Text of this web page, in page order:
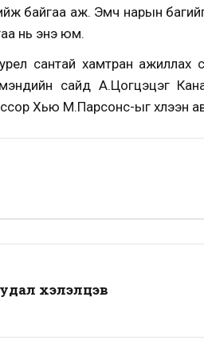
байгаа аж. Эмч нарын
нь энэ юм.
сантай хамтран
мэндийн сайд А.Цогцэцэг
Хью М.Парсонс-ыг хүлээн
хэлэлцэв